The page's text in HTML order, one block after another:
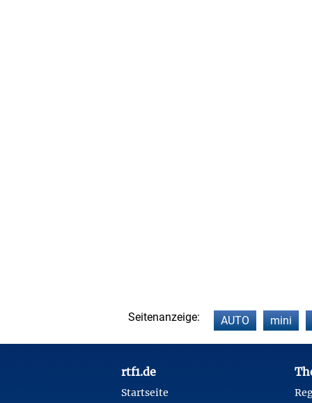
Seitenanzeige: AUTO mini
rtf1.de
Startseite